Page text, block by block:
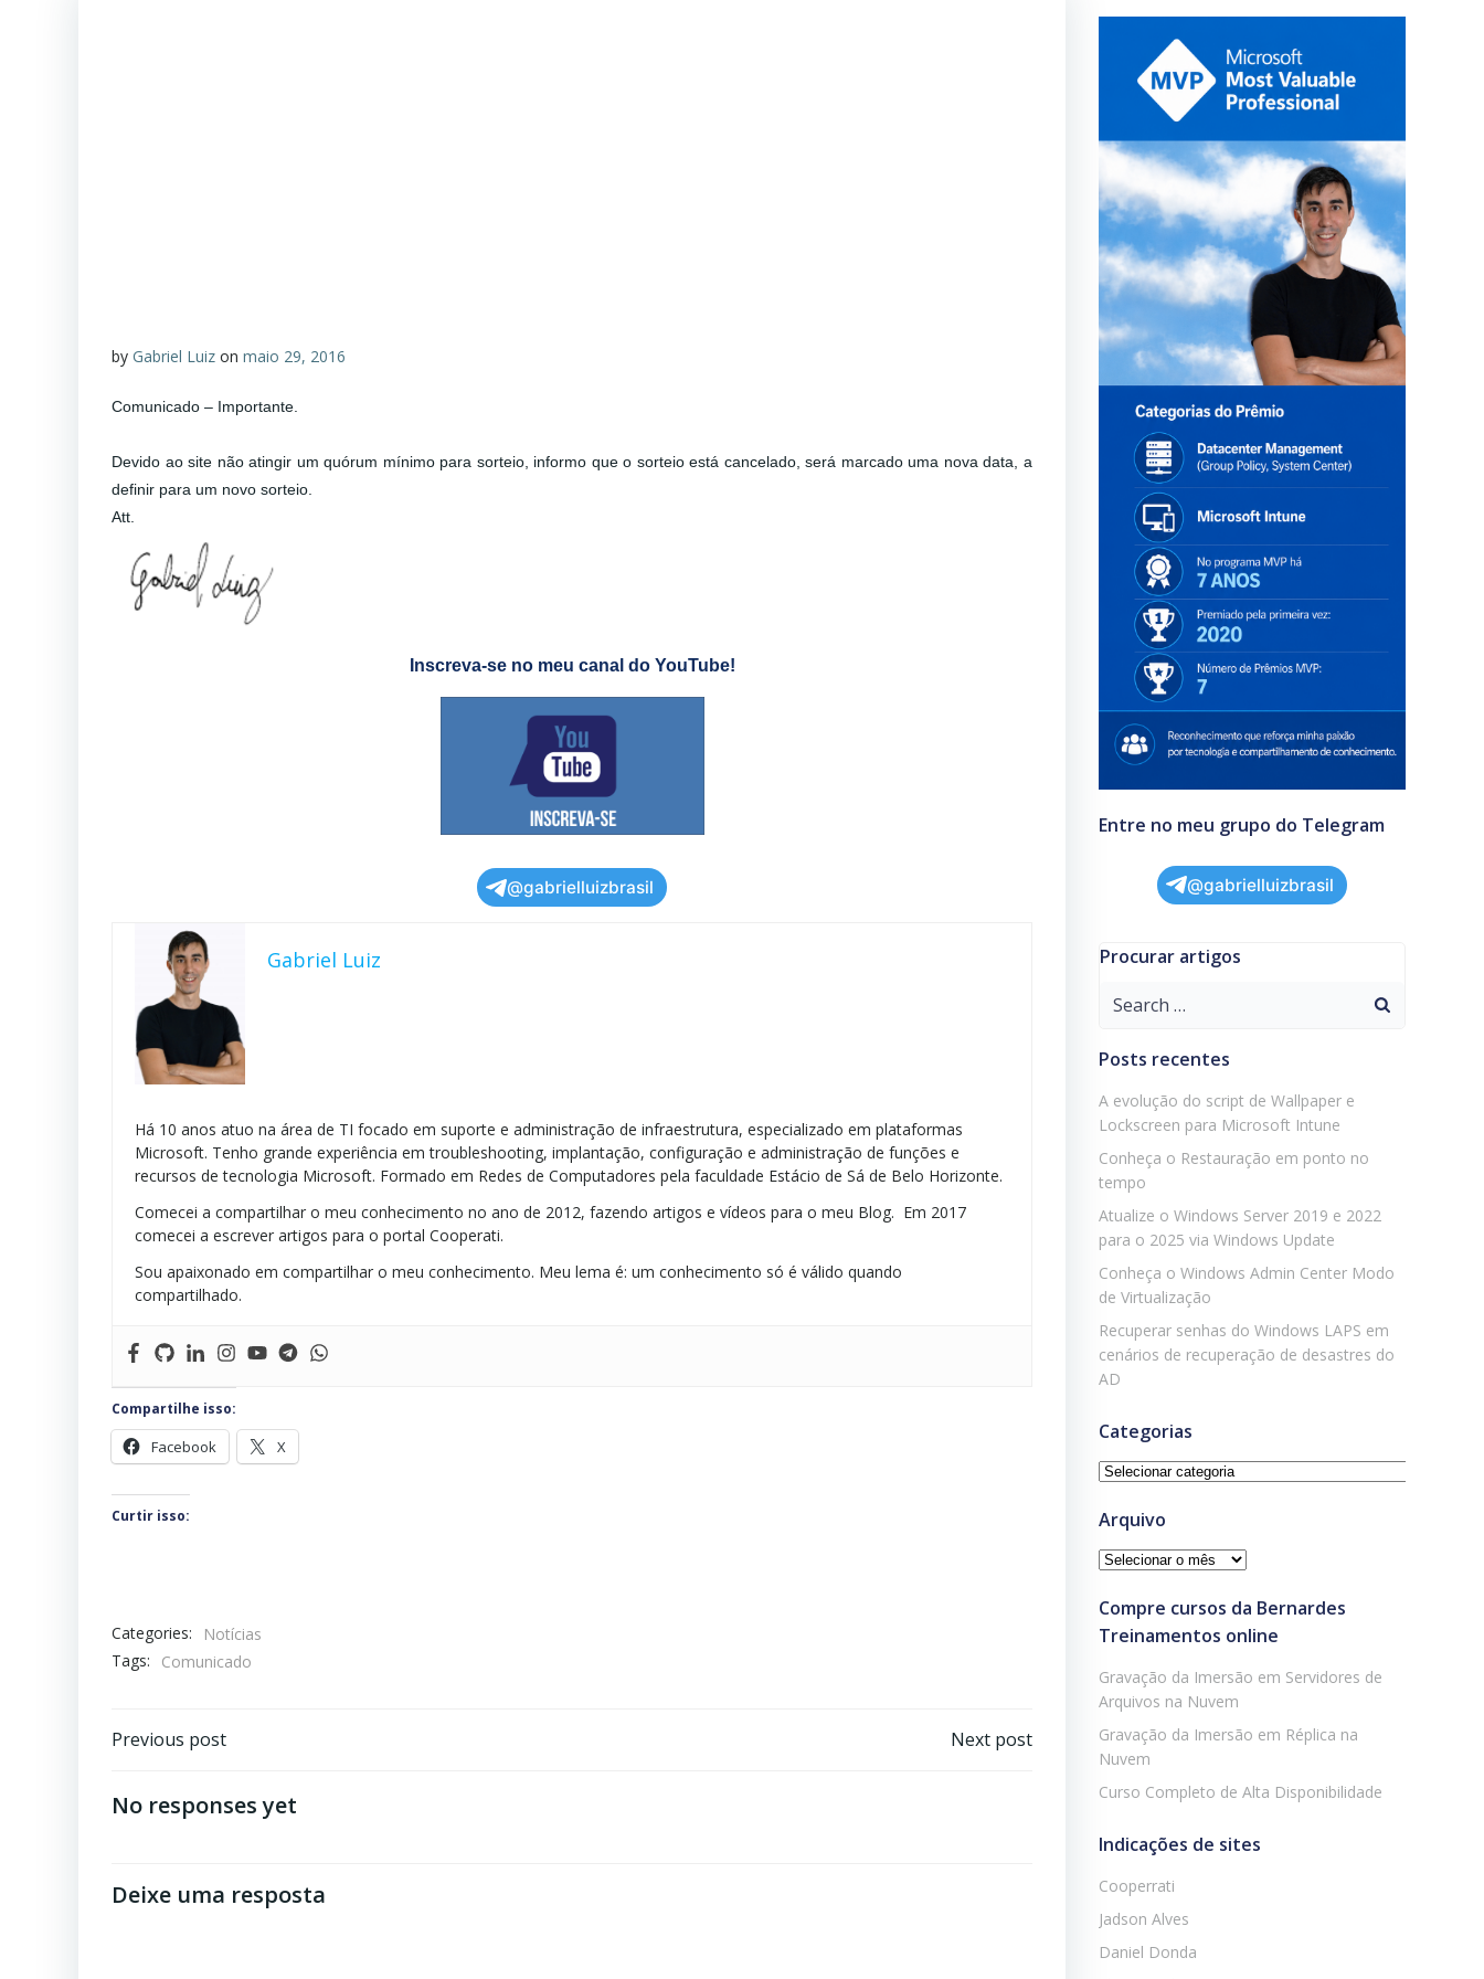
by Gabriel Luiz on maio 29, 2016
Comunicado – Importante.
Devido ao site não atingir um quórum mínimo para sorteio, informo que o sorteio está cancelado, será marcado uma nova data, a
definir para um novo sorteio.
Att.
Inscreva-se no meu canal do YouTube!
@gabrielluizbrasil
Gabriel Luiz
Há 10 anos atuo na área de TI focado em suporte e administração de infraestrutura, especializado em plataformas
Microsoft. Tenho grande experiência em troubleshooting, implantação, configuração e administração de funções e
recursos de tecnologia Microsoft. Formado em Redes de Computadores pela faculdade Estácio de Sá de Belo Horizonte.
Comecei a compartilhar o meu conhecimento no ano de 2012, fazendo artigos e vídeos para o meu Blog. Em 2017
comecei a escrever artigos para o portal Cooperati.
Sou apaixonado em compartilhar o meu conhecimento. Meu lema é: um conhecimento só é válido quando
compartilhado.
Compartilhe isso:
Facebook X
Curtir isso:
Categories:
Notícias
Tags:
Comunicado
Navegação
de
Previous post Next post
No responses yet
Deixe uma resposta
Entre no meu grupo do Telegram
@gabrielluizbrasil
Procurar artigos
Search
Posts recentes
A evolução do script de Wallpaper e
Lockscreen para Microsoft Intune
Conheça o Restauração em ponto no
tempo
Atualize o Windows Server 2019 e 2022
para o 2025 via Windows Update
Conheça o Windows Admin Center Modo
de Virtualização
Recuperar senhas do Windows LAPS em
cenários de recuperação de desastres do
AD
Categorias
Categorias
Arquivo
Arquivo
Compre cursos da Bernardes
Treinamentos online
Gravação da Imersão em Servidores de
Arquivos na Nuvem
Gravação da Imersão em Réplica na
Nuvem
Curso Completo de Alta Disponibilidade
Indicações de sites
Cooperrati
Jadson Alves
Daniel Donda